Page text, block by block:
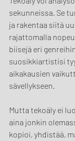
sekunneissa. Se
ja rakentaa siitä
rajattomalla
biisejä eri
suosikkiartistisi
aikakausien
sävellykseen.
Mutta tekoäly ei
aina jonkin
kopioi, yhdistää,